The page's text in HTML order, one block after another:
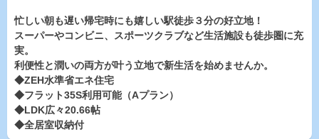
忙しい朝も遅い帰宅時にも嬉しい駅徒歩３分の好立地！
スーパーやコンビニ、スポーツクラブなど生活施設も徒歩圏に充
実。
利便性と潤いの両方が叶う立地で新生活を始めませんか。
◆ZEH水準省エネ住宅
◆フラット35S利用可能（Aプラン）
◆LDK広々20.66帖
◆全居室収納付